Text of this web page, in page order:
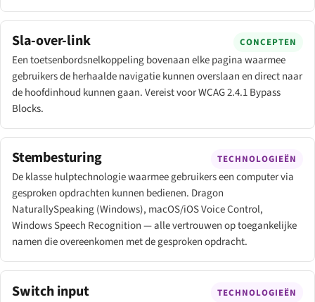
Sla-over-link CONCEPTEN
Een toetsenbordsnelkoppeling bovenaan elke pagina waarmee
gebruikers de herhaalde navigatie kunnen overslaan en direct naar
de hoofdinhoud kunnen gaan. Vereist voor WCAG 2.4.1 Bypass
Blocks.
Stembesturing TECHNOLOGIEËN
De klasse hulptechnologie waarmee gebruikers een computer via
gesproken opdrachten kunnen bedienen. Dragon
NaturallySpeaking (Windows), macOS/iOS Voice Control,
Windows Speech Recognition — alle vertrouwen op toegankelijke
namen die overeenkomen met de gesproken opdracht.
Switch input TECHNOLOGIEËN